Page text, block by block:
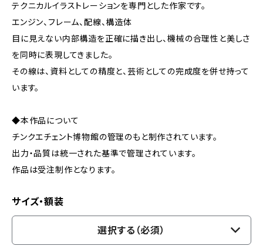
テクニカルイラストレーションを専門とした作家です。
エンジン、フレーム、配線、構造体――
目に見えない内部構造を正確に描き出し、機械の合理性と美しさ
を同時に表現してきました。
その線は、資料としての精度と、芸術としての完成度を併せ持って
います。
◆本作品について
チンクエチェント博物館の管理のもと制作されています。
出力・品質は統一された基準で管理されています。
作品は受注制作となります。
サイズ・額装
選択する（必須）